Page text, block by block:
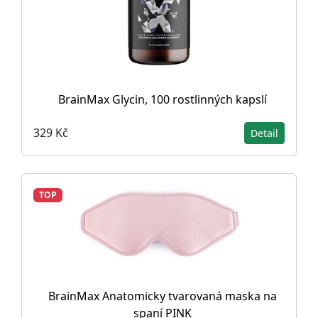
BrainMax Glycin, 100 rostlinných kapslí
329 Kč Detail
TOP
BrainMax Anatomicky tvarovaná maska na
spaní PINK